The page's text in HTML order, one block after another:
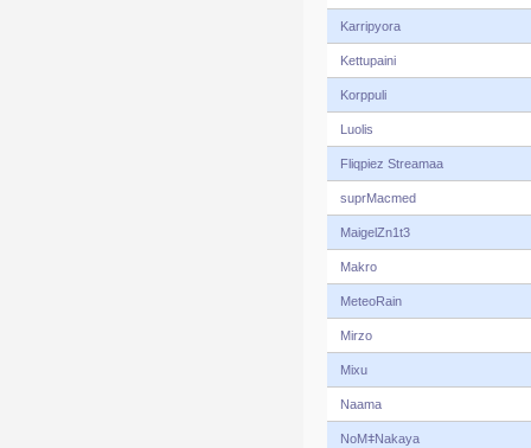
Karripyora
Kettupaini
Korppuli
Luolis
Fliqpiez Streamaa
suprMacmed
MaigelZn1t3
Makro
MeteoRain
Mirzo
Mixu
Naama
NoMǂNakaya